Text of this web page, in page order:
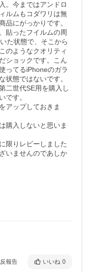
。今まではアンドロ
ルムもコダワリは無
品にがっかりです。
貼ったフイルムの周
た状態で、そこから
のようなクオリティ
ショックです。こん
ってるiPhoneのガラ
状態ではないです。
二世代SE用を購入し
です。
アップしておきま
購入しないと思いま
限りレビーしました
いませんのであしか
報告 いいね 0